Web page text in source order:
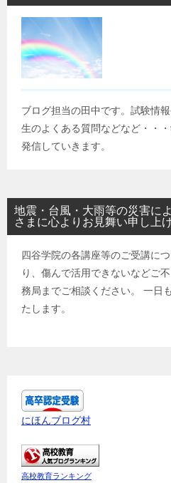
ブログ担当の田中です。試験情
生のよくある質問などなど・・
発信していきます。
地震・台風・大雨等の災害に
さまに心よりお見舞い申し上げ
四谷学院の各講座等のご受講に
り、傷んで活用できないなどご
務局までご相談ください。 一日
たします。
にほんブログ村
高校教育ランキング